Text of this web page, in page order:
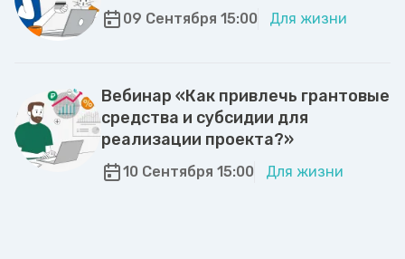
09 Сентября 15:00 Для жизни
Вебинар «Как привлечь грантовые
средства и субсидии для
реализации проекта?»
10 Сентября 15:00 Для жизни